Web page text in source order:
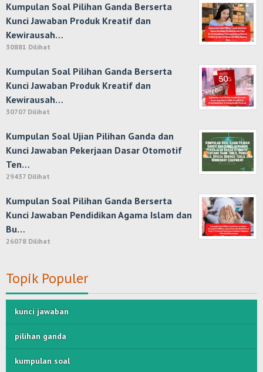
Kumpulan Soal Pilihan Ganda Berserta
Kunci Jawaban Produk Kreatif dan
Kewirausah…
30881 Dilihat
Kumpulan Soal Pilihan Ganda Berserta
Kunci Jawaban Produk Kreatif dan
Kewirausah…
30707 Dilihat
Kumpulan Soal Ujian Pilihan Ganda dan
Kunci Jawaban Pekerjaan Dasar Otomotif
Ten…
29437 Dilihat
Kumpulan Soal Pilihan Ganda Berserta
Kunci Jawaban Pendidikan Agama Islam dan
Bu…
26078 Dilihat
Topik Populer
kunci jawaban
pilihan ganda
kumpulan soal